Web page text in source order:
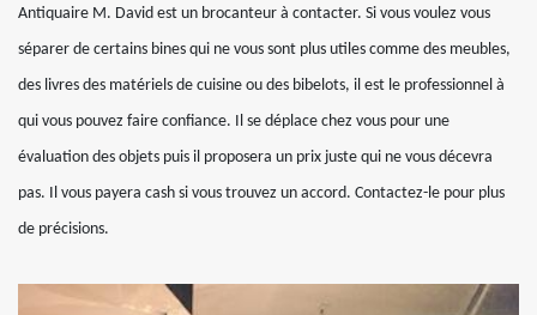
Antiquaire M. David est un brocanteur à contacter. Si vous voulez vous
séparer de certains bines qui ne vous sont plus utiles comme des meubles,
des livres des matériels de cuisine ou des bibelots, il est le professionnel à
qui vous pouvez faire confiance. Il se déplace chez vous pour une
évaluation des objets puis il proposera un prix juste qui ne vous décevra
pas. Il vous payera cash si vous trouvez un accord. Contactez-le pour plus
de précisions.